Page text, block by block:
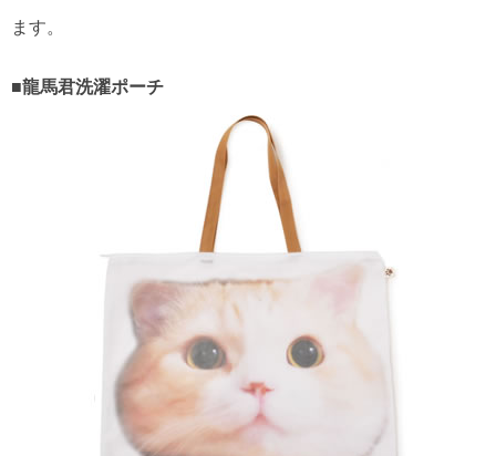
ます。
■龍馬君洗濯ポーチ